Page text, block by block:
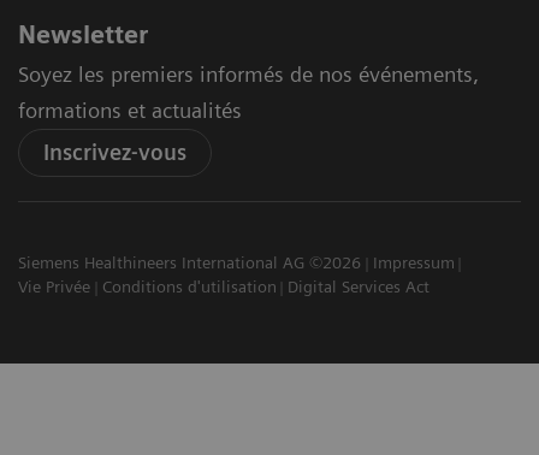
Newsletter
Soyez les premiers informés de nos événements,
formations et actualités
Inscrivez-vous
Siemens Healthineers International AG ©2026
Impressum
Vie Privée
Conditions d'utilisation Digital Services Act